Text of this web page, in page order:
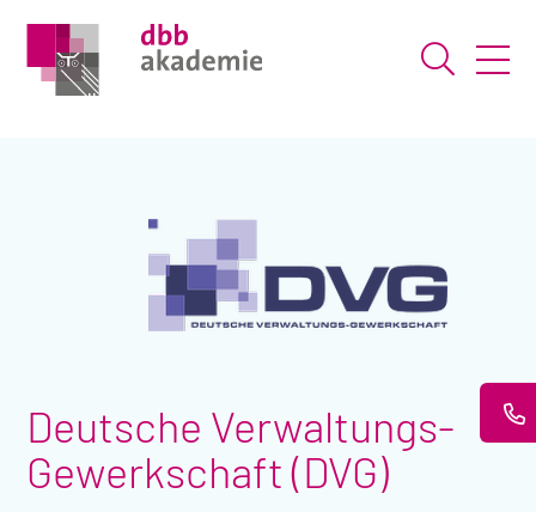
Suche
Deutsche Verwaltungs-
Gewerkschaft (DVG)